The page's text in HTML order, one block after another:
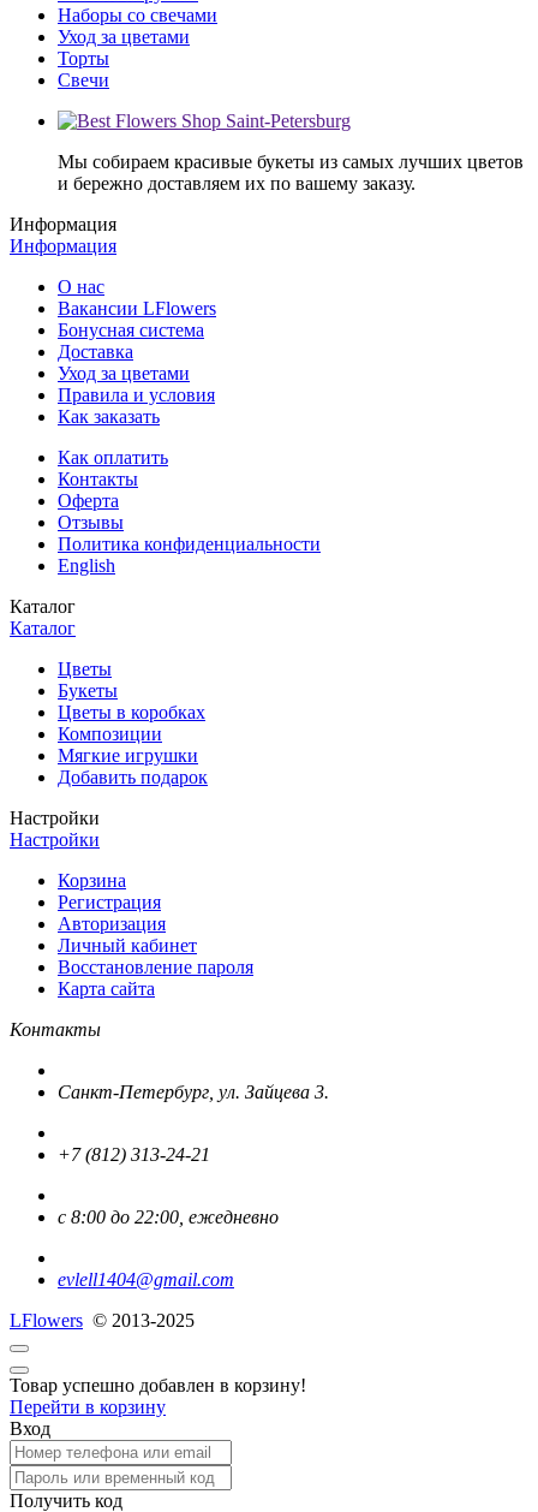
Наборы со свечами
Уход за цветами
Торты
Свечи
Мы собираем красивые букеты из самых лучших цветов
и бережно доставляем их по вашему заказу.
Информация
Информация
О нас
Вакансии LFlowers
Бонусная система
Доставка
Уход за цветами
Правила и условия
Как заказать
Как оплатить
Контакты
Оферта
Отзывы
Политика конфиденциальности
English
Каталог
Каталог
Цветы
Букеты
Цветы в коробках
Композиции
Мягкие игрушки
Добавить подарок
Настройки
Настройки
Корзина
Регистрация
Авторизация
Личный кабинет
Восстановление пароля
Карта сайта
Контакты
Санкт-Петербург, ул. Зайцева 3.
+7 (812) 313-24-21
с 8:00 до 22:00, ежедневно
evlell1404@gmail.com
LFlowers © 2013-2025
Товар успешно добавлен в корзину!
Перейти в корзину
Вход
Получить код